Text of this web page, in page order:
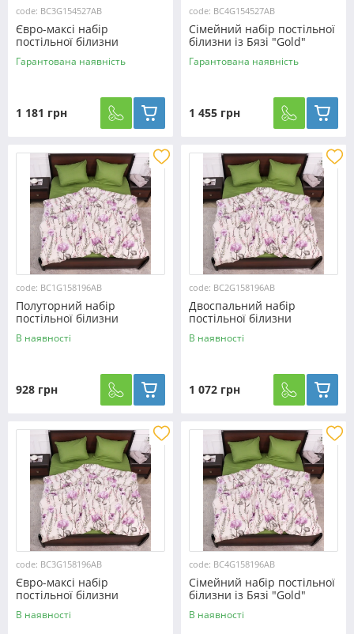
code: BC3G154527AB
Євро-максі набір
постільної білизни
200*220 із Бязі "Gold"
№154527AB Черешенка™
Гарантована наявність
1 181 грн
code: BC4G154527AB
Сімейний набір постільної
білизни із Бязі "Gold"
№154527AB Черешенка™
Гарантована наявність
1 455 грн
code: BC1G158196AB
Полуторний набір
постільної білизни
150*220 із Бязі "Gold"
№158196AB Черешенка™
В наявності
928 грн
code: BC2G158196AB
Двоспальний набір
постільної білизни
180*220 із Бязі "Gold"
№158196AB Черешенка™
В наявності
1 072 грн
code: BC3G158196AB
Євро-максі набір
постільної білизни
200*220 із Бязі "Gold"
№158196AB Черешенка™
В наявності
code: BC4G158196AB
Сімейний набір постільної
білизни із Бязі "Gold"
№158196AB Черешенка™
В наявності